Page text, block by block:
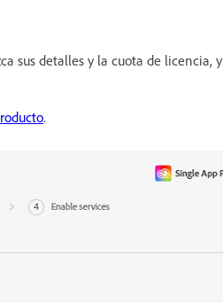
sus detalles y la cuota de licencia, y
.